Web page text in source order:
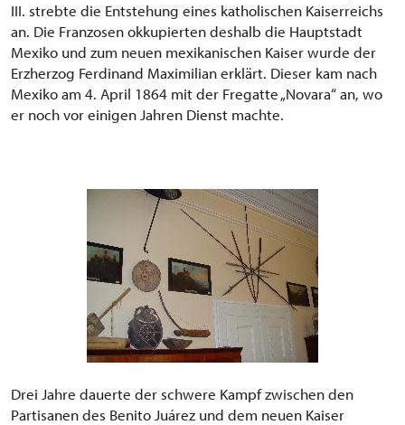
III. strebte die Entstehung eines katholischen Kaiserreichs
an. Die Franzosen okkupierten deshalb die Hauptstadt
Mexiko und zum neuen mexikanischen Kaiser wurde der
Erzherzog Ferdinand Maximilian erklärt. Dieser kam nach
Mexiko am 4. April 1864 mit der Fregatte „Novara“ an, wo
er noch vor einigen Jahren Dienst machte.
Drei Jahre dauerte der schwere Kampf zwischen den
Partisanen des Benito Juárez und dem neuen Kaiser